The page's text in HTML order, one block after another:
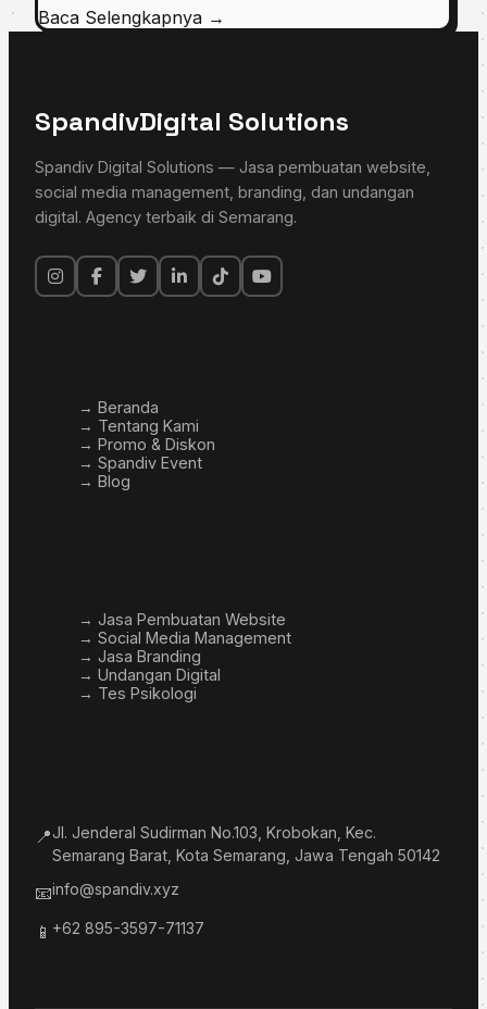
Baca Selengkapnya →
SpandivDigital Solutions
Spandiv Digital Solutions — Jasa pembuatan website,
social media management, branding, dan undangan
digital. Agency terbaik di Semarang.
→ Beranda
→ Tentang Kami
→ Promo & Diskon
→ Spandiv Event
→ Blog
→ Jasa Pembuatan Website
→ Social Media Management
→ Jasa Branding
→ Undangan Digital
→ Tes Psikologi
📍Jl. Jenderal Sudirman No.103, Krobokan, Kec.
Semarang Barat, Kota Semarang, Jawa Tengah 50142
📧info@spandiv.xyz
📱 +62 895-3597-71137